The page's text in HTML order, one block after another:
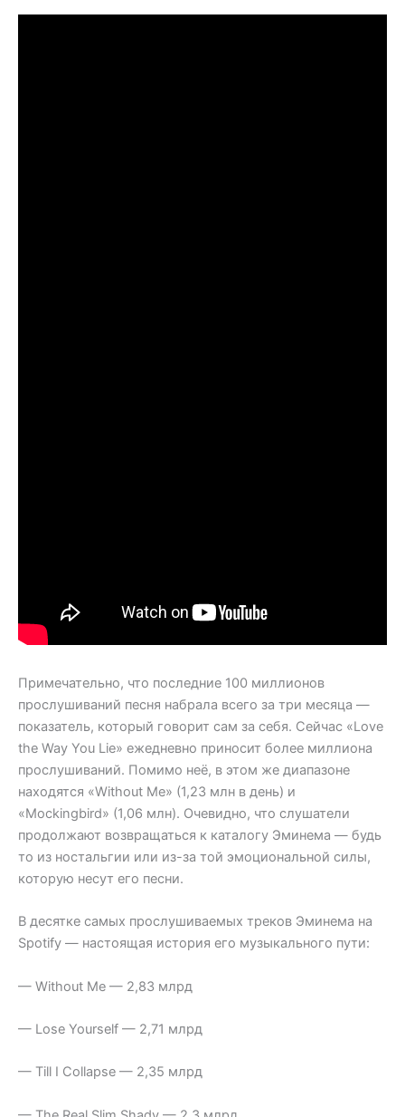
Примечательно, что последние 100 миллионов
прослушиваний песня набрала всего за три месяца —
показатель, который говорит сам за себя. Сейчас «Love
the Way You Lie» ежедневно приносит более миллиона
прослушиваний. Помимо неё, в этом же диапазоне
находятся «Without Me» (1,23 млн в день) и
«Mockingbird» (1,06 млн). Очевидно, что слушатели
продолжают возвращаться к каталогу Эминема — будь
то из ностальгии или из-за той эмоциональной силы,
которую несут его песни.
В десятке самых прослушиваемых треков Эминема на
Spotify — настоящая история его музыкального пути:
— Without Me — 2,83 млрд
— Lose Yourself — 2,71 млрд
— Till I Collapse — 2,35 млрд